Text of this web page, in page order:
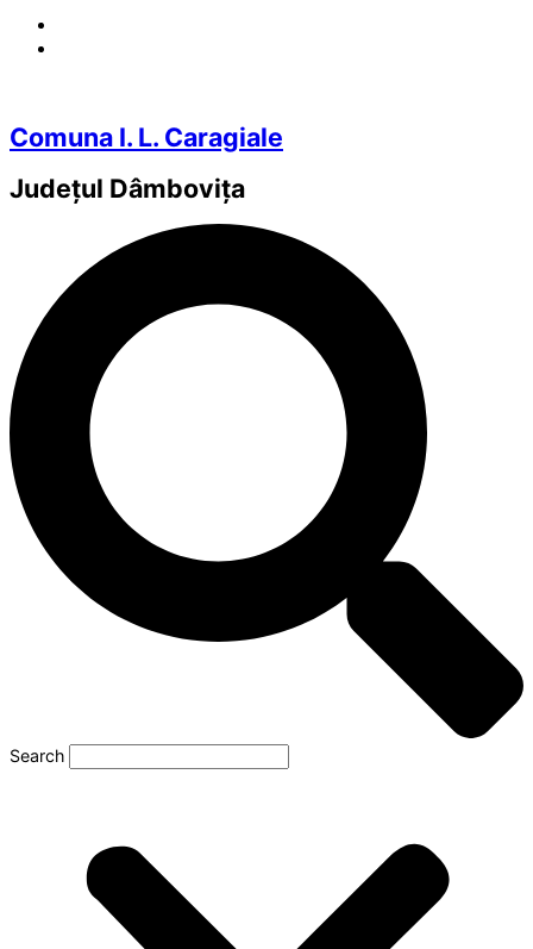
Comuna I. L. Caragiale
Județul Dâmbovița
Search